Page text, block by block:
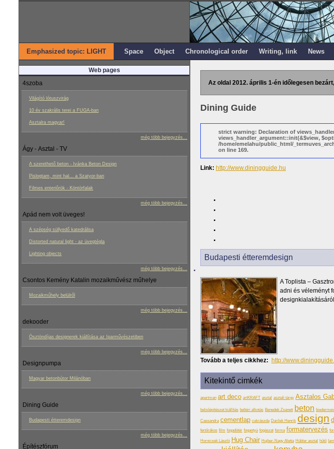
Emphasized topic: LIGHT Space Object Chronological order Writing, link News
Web pages
4szoba
Világító lótuszvirág
10 év szakrális terei a FUGA-ban
Asztalra magyar!
még több bejegyzés...
Ágy - Asztal - TV
A szerethető beton - Ivánka Beton Design
Pislogtam, mint hal... a Szatyor-ban
Filmes enteriôrök - Köntörfalak
még több bejegyzés...
Apád nem volt üveges!
A szépség süllyedő katedrálisa
Distorted natural light - az üvegtégla
Lighting objects
még több bejegyzés...
Csontos Kemény Katalin mozaikművész műhelye
Mozaikműhely belülről
még több bejegyzés...
dekooder
Ösztöndíjas designerek kiállítása az Iparművészetiben
még több bejegyzés...
Designpumpa
Magyar betonbútor Milánóban
még több bejegyzés...
Dining Guide
Budapesti étteremdesign
még több bejegyzés...
Építészfórum
Az oldal 2012. április 1-én időlegesen
Dining Guide
strict warning: Declaration of
views_handler_argument::init(&$view,
/home/emelahu/public_html/
on line 169.
Link: http://www.diningguide.hu
Budapesti étteremdesign
A Toplista –
adni és véleményt
Tovább a teljes cikkhez: http://
Kitekintő cimkék
apartman art deco artKRAFT asztal asztali tárgy Asztalos
belsőépítészet kiállítás beltéri alkotás Benedek Zsanett beton
Cassandra cementlap cukrászda Darilek Henrik design
fertőrákos film fogadótér fogantyú fogászat forma formatervezés
Hornicsek László Hug Chair Hujber-Nagy Aletta Hübler asztal hűtő